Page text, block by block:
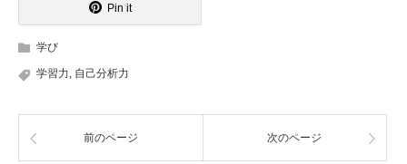
Pin it
学び
学習力 自己分析力
前のページ 次のページ